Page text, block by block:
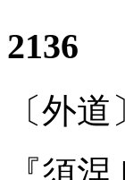
2136 【
〔外